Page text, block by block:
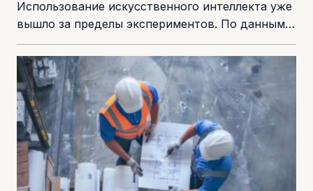
Использование искусственного интеллекта уже
вышло за пределы экспериментов. По данным,
приведённым в обзоре Global Legal Insights, доля
кипрских компаний, использующих...